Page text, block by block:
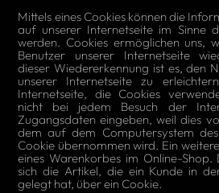
Mittels eines Cookies können die
auf unserer Internetseite im Sinne
werden. Cookies ermöglichen uns,
Benutzer unserer Internetseite
dieser Wiedererkennung ist es, den
unserer Internetseite zu
Internetseite, die Cookies
nicht bei jedem Besuch der
Zugangsdaten eingeben, weil dies
dem auf dem Computersystem
Cookie übernommen wird. Ein
eines Warenkorbes im Online-
sich die Artikel, die ein Kunde in
gelegt hat, über ein Cookie.